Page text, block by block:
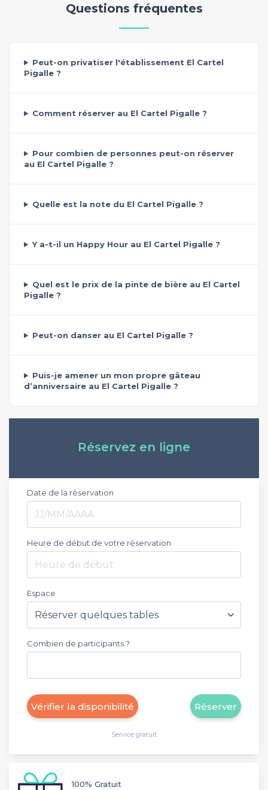
Questions fréquentes
Peut-on privatiser l'établissement El Cartel
Pigalle ?
Comment réserver au El Cartel Pigalle ?
Pour combien de personnes peut-on réserver
au El Cartel Pigalle ?
Quelle est la note du El Cartel Pigalle ?
Y a-t-il un Happy Hour au El Cartel Pigalle ?
Quel est le prix de la pinte de bière au El Cartel
Pigalle ?
Peut-on danser au El Cartel Pigalle ?
Puis-je amener un mon propre gâteau
d’anniversaire au El Cartel Pigalle ?
Réservez en ligne
Date de la réservation
Heure de début de votre réservation
Heure de début
Espace
Combien de participants ?
Réserver
Vérifier la disponibilité
Service gratuit
100% Gratuit